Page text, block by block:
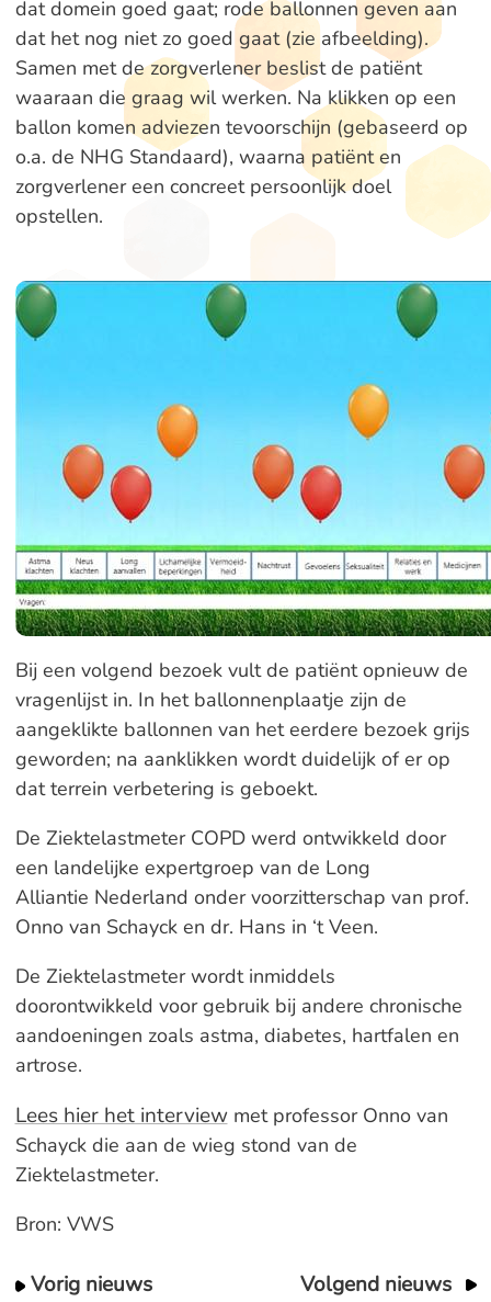
dat domein goed gaat; rode ballonnen geven aan
dat het nog niet zo goed gaat (zie afbeelding).
Samen met de zorgverlener beslist de patiënt
waaraan die graag wil werken. Na klikken op een
ballon komen adviezen tevoorschijn (gebaseerd op
o.a. de NHG Standaard), waarna patiënt en
zorgverlener een concreet persoonlijk doel
opstellen.
Bij een volgend bezoek vult de patiënt opnieuw de
vragenlijst in. In het ballonnenplaatje zijn de
aangeklikte ballonnen van het eerdere bezoek grijs
geworden; na aanklikken wordt duidelijk of er op
dat terrein verbetering is geboekt.
De Ziektelastmeter COPD werd ontwikkeld door
een landelijke expertgroep van de Long
Alliantie Nederland onder voorzitterschap van prof.
Onno van Schayck en dr. Hans in ‘t Veen.
De Ziektelastmeter wordt inmiddels
doorontwikkeld voor gebruik bij andere chronische
aandoeningen zoals astma, diabetes, hartfalen en
artrose.
Lees hier het interviewmet professor Onno van
Schayck die aan de wieg stond van de
Ziektelastmeter.
Bron: VWS
Vorig nieuws Volgend nieuws